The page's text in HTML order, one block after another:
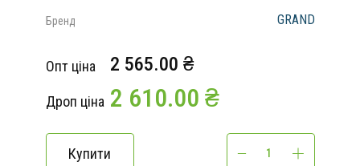
Бренд GRAND
Опт ціна 2 565.00 ₴
Дроп ціна 2 610.00 ₴
Купити